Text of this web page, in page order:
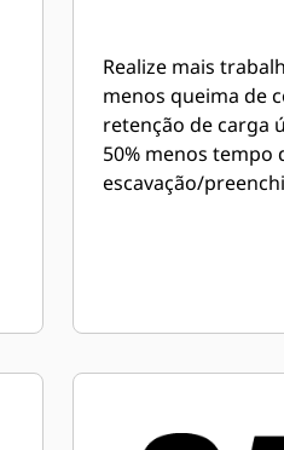
Realize mais
menos queima de
retenção de carga
50% menos tempo
escavação/